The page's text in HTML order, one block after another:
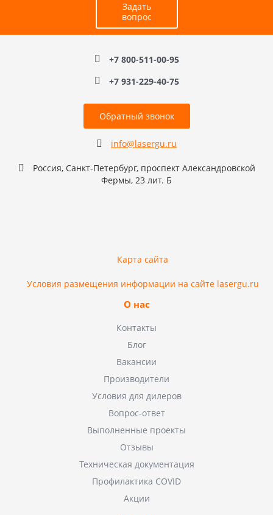
Задать
вопрос
+7 800-511-00-95
+7 931-229-40-75
Обратный звонок
info@lasergu.ru
Россия, Санкт-Петербург, проспект Александровской
Фермы, 23 лит. Б
Карта сайта
Условия размещения информации на сайте lasergu.ru
О нас
Контакты
Блог
Вакансии
Производители
Условия для дилеров
Вопрос-ответ
Выполненные проекты
Отзывы
Техническая документация
Профилактика COVID
Акции